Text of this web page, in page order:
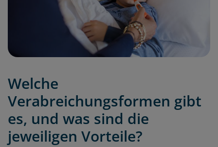
Welche
Verabreichungsformen gibt
es, und was sind die
jeweiligen Vorteile?